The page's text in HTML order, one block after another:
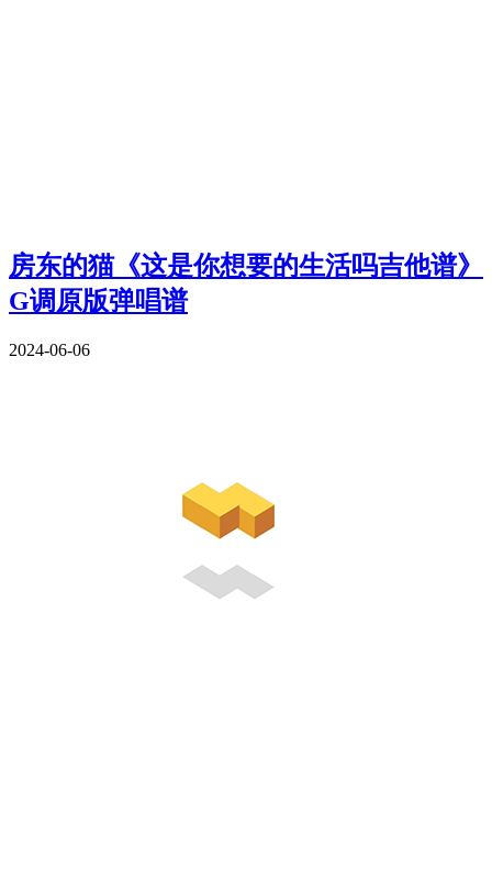
房东的猫《这是你想要的生活吗吉他谱》
G调原版弹唱谱
2024-06-06